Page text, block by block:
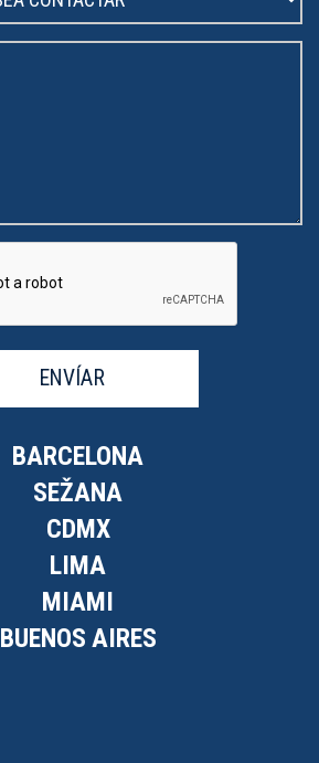
ENVÍAR
BARCELONA
SEŽANA
CDMX
LIMA
MIAMI
BUENOS AIRES